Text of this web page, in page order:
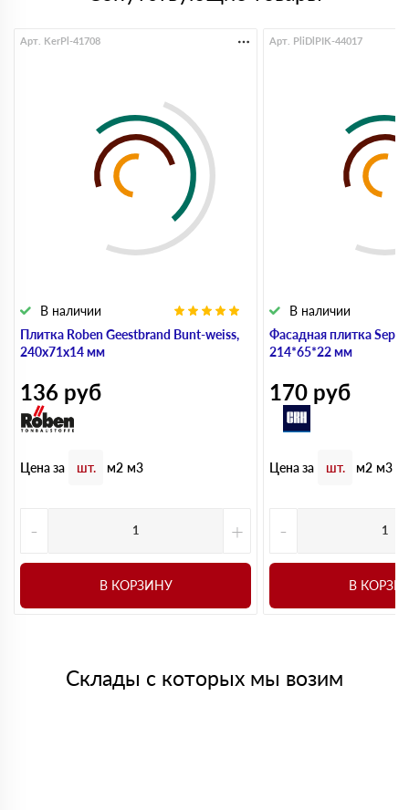
Плитка Roben Geestbrand Bunt-weiss,
240х71х14 мм
В наличии
Арт. KerPl-41708
136 руб
Цена за шт. м2 м3
- +
В КОРЗИНУ
Фасадная плитка Sepia
214*65*22 мм
В наличии
Арт. PliDlPIK-44017
170 руб
Цена за шт. м2 м3
-
В
Склады с которых мы возим